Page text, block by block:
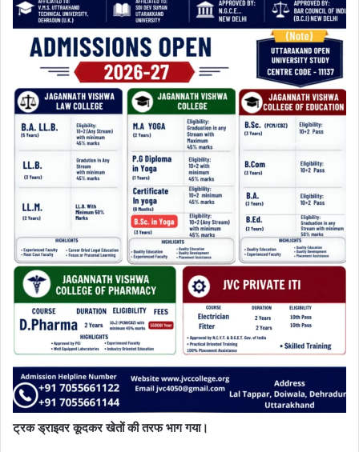
ट्रक ड्राइवर कूदकर खेतों की तरफ भाग गया।